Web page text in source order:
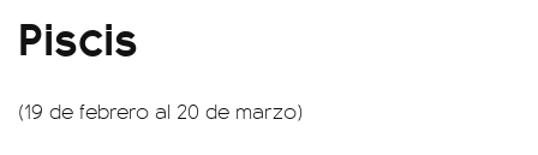
Piscis
(19 de febrero al 20 de marzo)